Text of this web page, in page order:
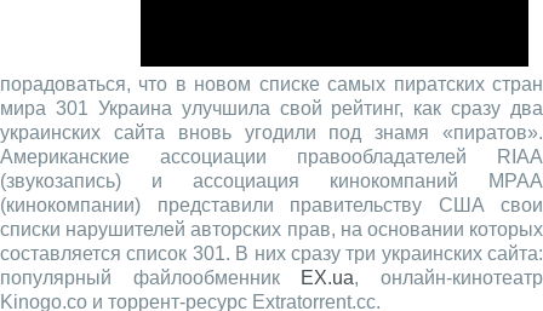
порадоваться, что в новом списке самых пиратских стран
мира 301 Украина улучшила свой рейтинг, как сразу два
украинских сайта вновь угодили под знамя «пиратов».
Американские ассоциации правообладателей RIAA
(звукозапись) и ассоциация кинокомпаний MPAA
(кинокомпании) представили правительству США свои
списки нарушителей авторских прав, на основании которых
составляется список 301. В них сразу три украинских сайта:
популярный файлообменник EX.ua, онлайн-кинотеатр
Kinogo.co и торрент-ресурс Extratorrent.cc.